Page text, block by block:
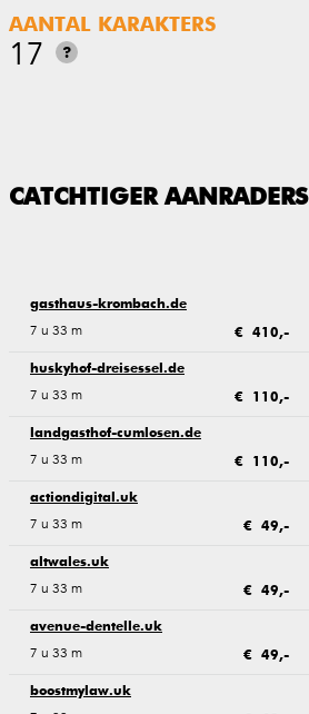
AANTAL KARAKTERS
17 ?
CATCHTIGER AANRADERS
gasthaus-krombach.de
7 u 33 m € 410,-
huskyhof-dreisessel.de
7 u 33 m € 110,-
landgasthof-cumlosen.de
7 u 33 m € 110,-
actiondigital.uk
7 u 33 m € 49,-
altwales.uk
7 u 33 m € 49,-
avenue-dentelle.uk
7 u 33 m € 49,-
boostmylaw.uk